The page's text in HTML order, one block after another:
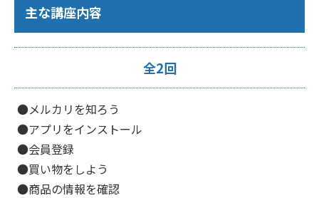
主な講座内容
全2回
●メルカリを知ろう
●アプリをインストール
●会員登録
●買い物をしよう
●商品の情報を確認